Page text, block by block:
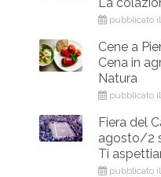
pubblicato
Cene a
Cena in
Natura
pubblicato
Fiera del
agosto/2
Ti
pubblicato